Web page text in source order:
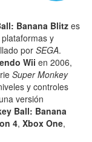
Banana Blitz es
y
porSEGA.
Wii en 2006,
Super Monkey
y controles
versión
Ball: Banana
4,Xbox One,